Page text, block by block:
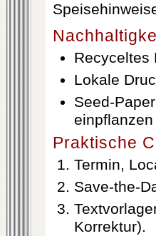
Recyceltes
Lokale
Seed-
einpflanzen
Praktische
Termin,
Save-the-
Korrektur).